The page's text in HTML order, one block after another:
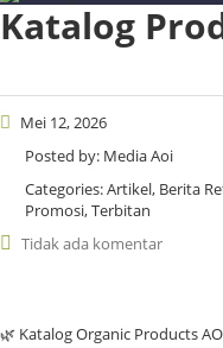
Katalog
Mei 12, 2026
Posted by: Media Aoi
Categories:Artikel, Berita
Promosi, Terbitan
Tidak ada komentar
🌿 Katalog Organic Products